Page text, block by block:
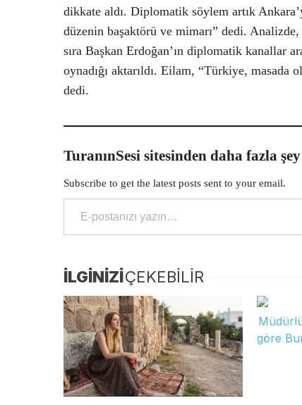
dikkate aldı. Diplomatik söylem artık
düzenin başaktörü ve mimarı” dedi.
sıra Başkan Erdoğan’ın diplomatik kanallar
oynadığı aktarıldı. Eilam, “Türkiye, masada
dedi.
TuranınSesi sitesinden daha fazla
Subscribe to get the latest posts sent to your email.
E-postanızı yazın…
İLGİNİZİÇEKEBİLİR